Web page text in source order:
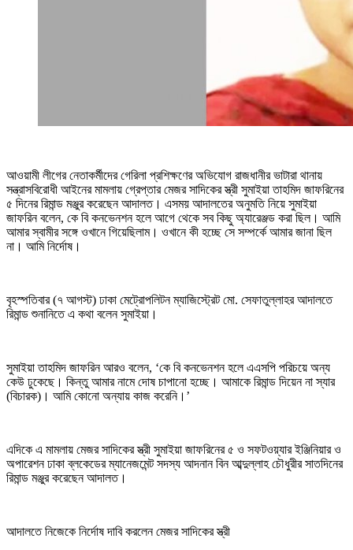
আওয়ামী লীগের নেতাকর্মীদের গেরিলা প্রশিক্ষণের অভিযোগ রাজধানীর ভাটারা থানায়
সন্ত্রাসবিরোধী আইনের মামলায় গ্রেপ্তার মেজর সাদিকের স্ত্রী সুমাইয়া তাহমিদ জাফরিনের
৫ দিনের রিমান্ড মঞ্জুর করেছেন আদালত। এসময় আদালতের অনুমতি নিয়ে সুমাইয়া
জাফরিন বলেন, কে বি কনভেনশন হলে আগে থেকে সব কিছু অ্যারেঞ্জড করা ছিল। আমি
আমার স্বামীর সঙ্গে ওখানে গিয়েছিলাম। ওখানে কী হচ্ছে সে সম্পর্কে আমার জানা ছিল
না। আমি নির্দোষ।
বৃহস্পতিবার (৭ আগস্ট) ঢাকা মেট্রোপলিটন ম্যাজিস্ট্রেট মো. সেফাতুল্লাহর আদালতে
রিমান্ড শুনানিতে এ কথা বলেন সুমাইয়া।
সুমাইয়া তাহমিদ জাফরিন আরও বলেন, ‘কে বি কনভেনশন হলে এএসপি পরিচয়ে অন্য
কেউ ঢুকেছে। কিন্তু আমার নামে দোষ চাপানো হচ্ছে। আমাকে রিমান্ড দিয়েন না স্যার
(বিচারক)। আমি কোনো অন্যায় কাজ করেনি।’
এদিকে এ মামলায় মেজর সাদিকের স্ত্রী সুমাইয়া জাফরিনের ৫ ও সফটওয়্যার ইঞ্জিনিয়ার ও
অপারেশন ঢাকা ব্লকেডের ম্যানেজমেন্ট সদস্য আদনান বিন আব্দুল্লাহ চৌধুরীর সাতদিনের
রিমান্ড মঞ্জুর করেছেন আদালত।
আদালতে নিজেকে নির্দোষ দাবি করলেন মেজর সাদিকের স্ত্রী